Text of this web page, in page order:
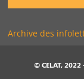
Archive des
© CELAT,